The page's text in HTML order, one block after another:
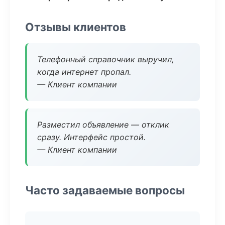
Отзывы клиентов
Телефонный справочник выручил,
когда интернет пропал.
— Клиент компании
Разместил объявление — отклик
сразу. Интерфейс простой.
— Клиент компании
Часто задаваемые вопросы